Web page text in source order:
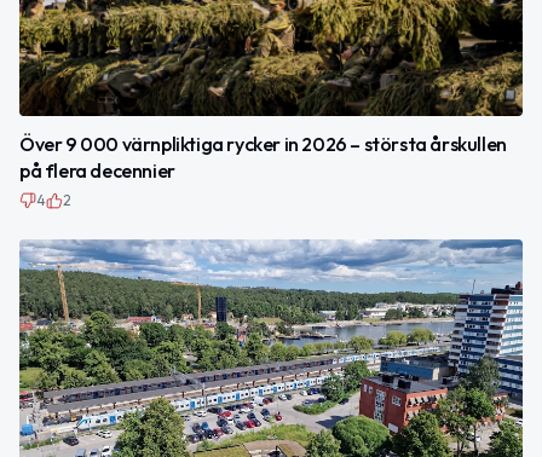
Över 9 000 värnpliktiga rycker in 2026 – största årskullen
på flera decennier
4 2